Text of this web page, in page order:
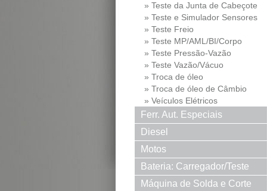
Md
» Teste da Junta de Cabeçote
» Teste e Simulador Sensores
» Teste Freio
» Teste MP/AML/BI/Corpo
Borb...
» Teste Pressão-Vazão
» Teste Vazão/Vácuo
» Troca de óleo
» Troca de óleo de Câmbio
» Veículos Elétricos
Ferr. Aut. Especiais
Diesel
Motos
Bateria: Carregador/Teste
Máquina de Solda e Corte